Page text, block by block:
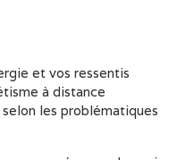
et vos ressentis
à distance
les problématiques